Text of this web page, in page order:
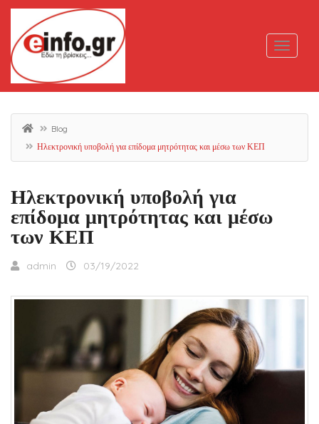
Blog
Ηλεκτρονική υποβολή για επίδομα μητρότητας και μέσω των ΚΕΠ
Ηλεκτρονική υποβολή για
επίδομα μητρότητας και μέσω
των ΚΕΠ
admin 03/19/2022